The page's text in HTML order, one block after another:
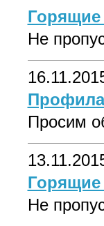
Горящие
Не
Просим
Горящие
Не